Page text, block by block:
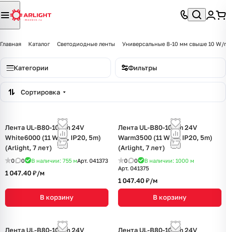
Главная Каталог Светодиодные ленты Универсальные 8-10 мм свыше 10 W/
Категории Фильтры
Сортировка
Лента UL-B80-10mm 24V
White6000 (11 W/m, IP20, 5m)
(Arlight, 7 лет)
0 0 В наличии: 755 мАрт. 041373
1 047.40 ₽/м
В корзину
Лента UL-B80-10mm 24V
Warm3500 (11 W/m, IP20, 5m)
(Arlight, 7 лет)
0 0 В наличии: 1000 м
Арт. 041375
1 047.40 ₽/м
В корзину
Лента UL-B80-10mm 24V
Лента UL-B80-10mm 24V